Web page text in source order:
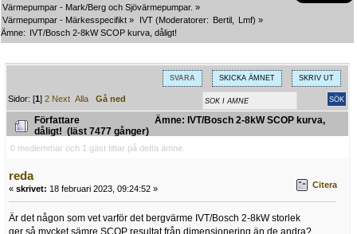
Värmepumpar - Mark/Berg och Sjövärmepumpar. »
Värmepumpar - Märkesspecifikt » IVT (Moderatorer: Bertil Lmf) »
Ämne: IVT/Bosch 2-8kW SCOP kurva, dåligt!
SVARA SKICKA ÄMNET SKRIV UT
Sidor: [1]2 Next Alla Gå ned
Författare
Ämne: IVT/Bosch 2-8kW SCOP kurva,
dåligt! (läst 7477 gånger)
0 medlemmar och 1 gäst tittar på detta ämne.
reda
« skrivet: 18 februari 2023, 09:24:52 » Citera
Är det någon som vet varför det bergvärme IVT/Bosch 2-8kW storlek